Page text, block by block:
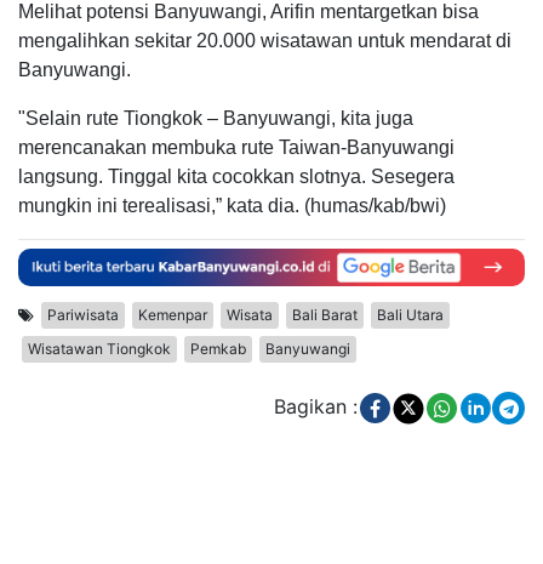
Melihat potensi Banyuwangi, Arifin mentargetkan bisa
mengalihkan sekitar 20.000 wisatawan untuk mendarat di
Banyuwangi.
"Selain rute Tiongkok – Banyuwangi, kita juga
merencanakan membuka rute Taiwan-Banyuwangi
langsung. Tinggal kita cocokkan slotnya. Sesegera
mungkin ini terealisasi,” kata dia. (humas/kab/bwi)
Pariwisata Kemenpar Wisata Bali Barat
Bali Utara
Wisatawan Tiongkok
Pemkab Banyuwangi
Bagikan :